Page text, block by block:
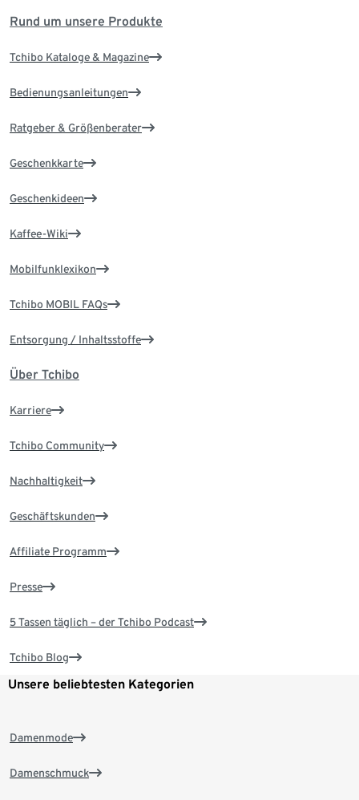
Rund um unsere Produkte
Tchibo Kataloge & Magazine
Bedienungsanleitungen
Ratgeber & Größenberater
Geschenkkarte
Geschenkideen
Kaffee-Wiki
Mobilfunklexikon
Tchibo MOBIL FAQs
Entsorgung / Inhaltsstoffe
Über Tchibo
Karriere
Tchibo Community
Nachhaltigkeit
Geschäftskunden
Affiliate Programm
Presse
5 Tassen täglich – der Tchibo Podcast
Tchibo Blog
Unsere beliebtesten Kategorien
Damenmode
Damenschmuck